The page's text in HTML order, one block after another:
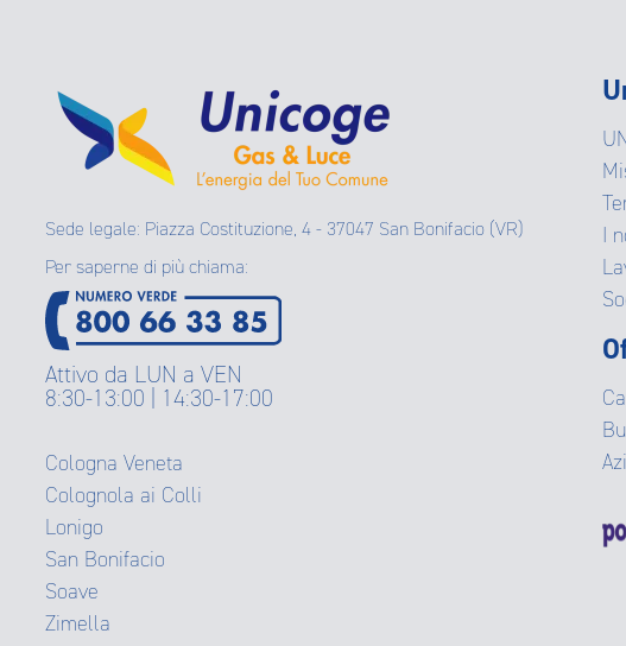
Sede legale: Piazza Costituzione, 4 - 37047 San Bonifacio (VR)
Per saperne di più chiama:
Attivo da LUN a VEN
8:30-13:00 | 14:30-17:00
Cologna Veneta
Colognola ai Colli
Lonigo
San Bonifacio
Soave
Zimella
I